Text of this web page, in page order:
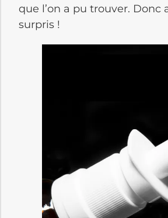
que l’on a pu trouver.
surpris !